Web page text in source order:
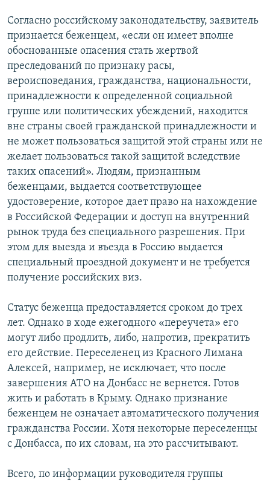
Согласно российскому законодательству, заявитель
признается беженцем, «если он имеет вполне
обоснованные опасения стать жертвой
преследований по признаку расы,
вероисповедания, гражданства, национальности,
принадлежности к определенной социальной
группе или политических убеждений, находится
вне страны своей гражданской принадлежности и
не может пользоваться защитой этой страны или не
желает пользоваться такой защитой вследствие
таких опасений». Людям, признанным
беженцами, выдается соответствующее
удостоверение, которое дает право на нахождение
в Российской Федерации и доступ на внутренний
рынок труда без специального разрешения. При
этом для выезда и въезда в Россию выдается
специальный проездной документ и не требуется
получение российских виз.
Статус беженца предоставляется сроком до трех
лет. Однако в ходе ежегодного «переучета» его
могут либо продлить, либо, напротив, прекратить
его действие. Переселенец из Красного Лимана
Алексей, например, не исключает, что после
завершения АТО на Донбасс не вернется. Готов
жить и работать в Крыму. Однако признание
беженцем не означает автоматического получения
гражданства России. Хотя некоторые переселенцы
с Донбасса, по их словам, на это рассчитывают.
Всего, по информации руководителя группы